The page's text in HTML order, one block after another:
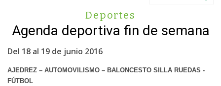
Deportes
Agenda deportiva fin de semana
Del 18 al 19 de junio 2016
AJEDREZ – AUTOMOVILISMO – BALONCESTO SILLA RUEDAS -
FÚTBOL